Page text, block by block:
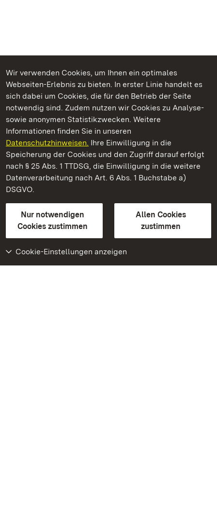
Wir verwenden Cookies, um Ihnen ein optimales
Webseiten-Erlebnis zu bieten. In erster Linie handelt es
sich dabei um Cookies, die für den Betrieb der Seite
notwendig sind. Zudem nutzen wir Cookies zu Analyse-
sowie anonymen Statistikzwecken. Weitere
Informationen finden Sie in unseren
Datenschutzhinweisen. Ihre Einwilligung in die
Speicherung der Cookies und den Zugriff darauf erfolgt
nach § 25 Abs. 1 TTDSG, die Einwilligung in die weitere
Datenverarbeitung nach Art. 6 Abs. 1 Buchstabe a)
DSGVO.
Nur notwendigen
Cookies zustimmen
Allen Cookies
zustimmen
Cookie-Einstellungen anzeigen
Kommen. Staunen. Genießen.
Schloss und Schlossgarten Schwetzingen
Staatliche Schlösser und Gärten Baden-Württemberg
Kontakt
GebärdenspracheLeichte Sprache
Erklärung zur Barrierefreiheit
BITV-konform (geprüfte Seiten)
Weiteres